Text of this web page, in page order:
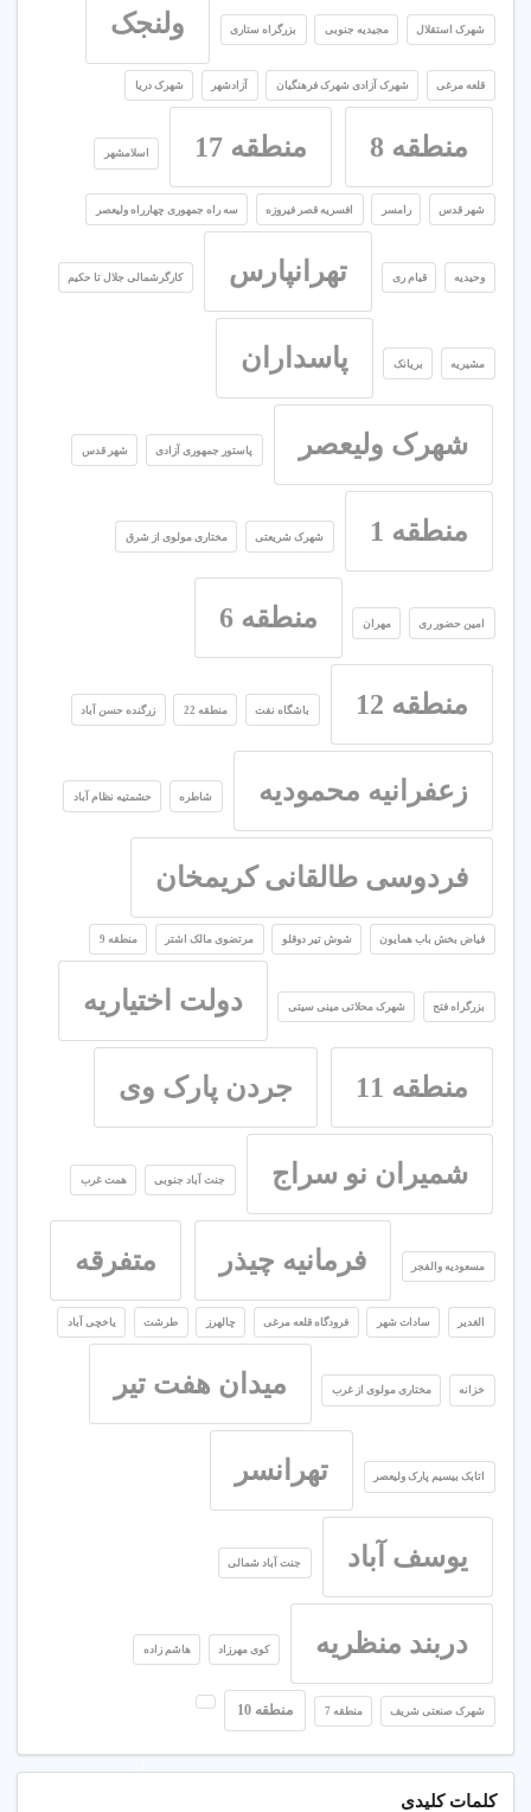
شهرک استقلال مجیدیه جنوبی بزرگراه ستاری ولنجک
قلعه مرغی شهرک آزادی شهرک فرهنگیان آزادشهر شهرک دریا
منطقه 8 منطقه 17 اسلامشهر
شهر قدس رامسر افسریه قصر فیروزه سه راه جمهوری چهارراه ولیعصر
وحیدیه قیام ری تهرانپارس کارگرشمالی جلال تا حکیم
مشیریه بریانک پاسداران
شهرک ولیعصر پاستور جمهوری آزادی شهر قدس
منطقه 1 شهرک شریعتی مختاری مولوی از شرق
امین حضور ری مهران منطقه 6
منطقه 12 باشگاه نفت منطقه 22 زرگنده حسن آباد
زعفرانیه محمودیه شاطره حشمتیه نظام آباد
فردوسی طالقانی کریمخان
فیاض بخش باب همایون شوش تیر دوقلو مرتضوی مالک اشتر منطقه 9
بزرگراه فتح شهرک محلاتی مینی سیتی دولت اختیاریه
منطقه 11 جردن پارک وی
شمیران نو سراج جنت آباد جنوبی همت غرب
مسعودیه والفجر فرمانیه چیذر متفرقه
الغدیر سادات شهر فرودگاه قلعه مرغی چالهرز طرشت یاخچی آباد
خزانه مختاری مولوی از غرب میدان هفت تیر
اتابک بیسیم پارک ولیعصر تهرانسر
یوسف آباد جنت آباد شمالی
دربند منظریه کوی مهرزاد هاشم زاده
شهرک صنعتی شریف منطقه 7 منطقه 10
کلمات کلیدی